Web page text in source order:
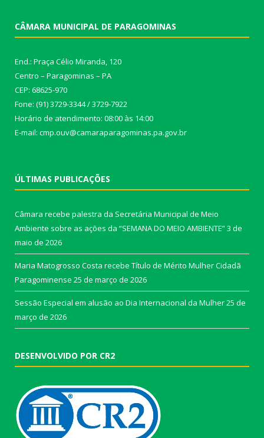
CÂMARA MUNICIPAL DE PARAGOMINAS
End.: Praça Célio Miranda, 120
Centro – Paragominas – PA
CEP: 68625-970
Fone: (91) 3729-3344 / 3729-7922
Horário de atendimento: 08:00 às 14:00
E-mail: cmp.ouv@camaraparagominas.pa.gov.br
ÚLTIMAS PUBLICAÇÕES
Câmara recebe palestra da Secretária Municipal de Meio
Ambiente sobre as ações da “SEMANA DO MEIO AMBIENTE”3 de
maio de 2026
Maria Matogrosso Costa recebe Título de Mérito Mulher Cidadã
Paragominense 25 de março de 2026
Sessão Especial em alusão ao Dia Internacional da Mulher25 de
março de 2026
DESENVOLVIDO POR CR2